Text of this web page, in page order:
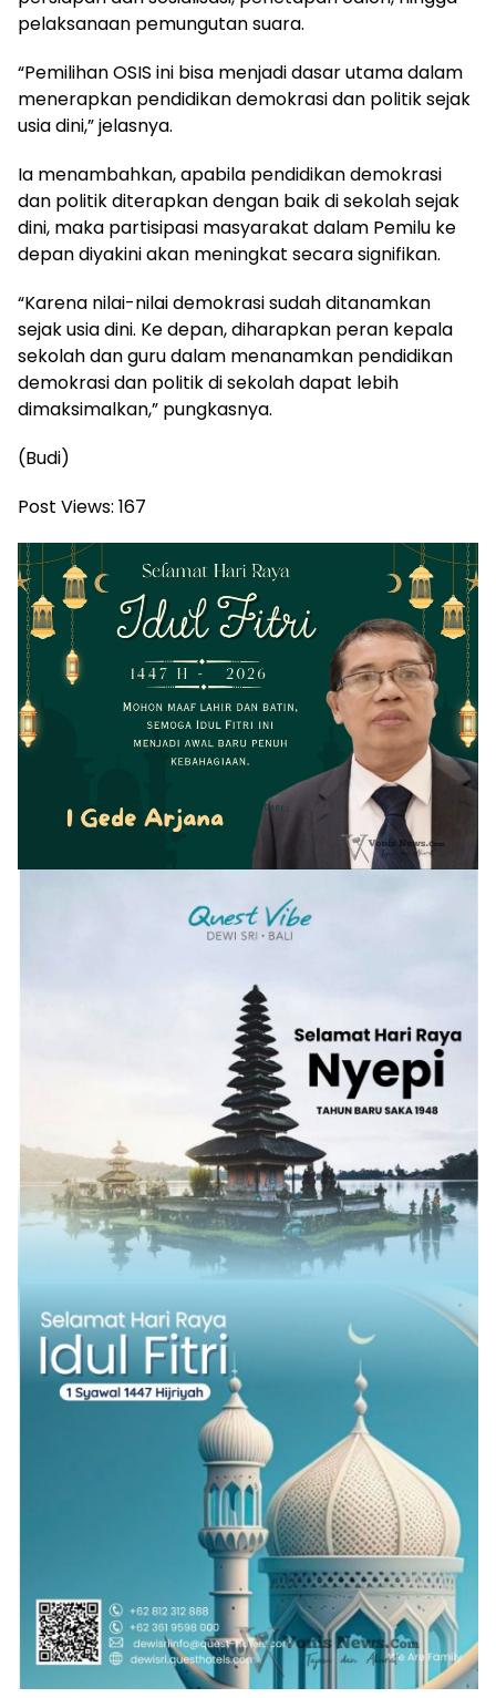
pelaksanaan pemungutan suara.
“Pemilihan OSIS ini bisa menjadi dasar utama dalam
menerapkan pendidikan demokrasi dan politik sejak
usia dini,” jelasnya.
Ia menambahkan, apabila pendidikan demokrasi
dan politik diterapkan dengan baik di sekolah sejak
dini, maka partisipasi masyarakat dalam Pemilu ke
depan diyakini akan meningkat secara signifikan.
“Karena nilai-nilai demokrasi sudah ditanamkan
sejak usia dini. Ke depan, diharapkan peran kepala
sekolah dan guru dalam menanamkan pendidikan
demokrasi dan politik di sekolah dapat lebih
dimaksimalkan,” pungkasnya.
(Budi)
Post Views: 167